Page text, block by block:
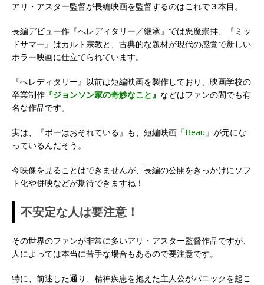
アリ・アスター監督が長編映画を監督するのはこれで３本目。
長編デビュー作『へレディタリー／継承』では悪魔崇拝、『ミッ
ドサマー』はカルト宗教と、古典的な題材が現代の感覚で新しい
ホラー映画に仕立てられています。
『へレディタリー』以前は短編映画を製作しており、映画学校の
卒業制作 『ジョンソン家の奇妙なこと』 などはファンの間でも有
名な作品です。
実は、『ボーはおそれている』も、短編映画 「Beau」 が元にな
っているんだそう。
今映像を見ることはできませんが、長編の公開をきっかけにソフ
ト化や併映などが期待できますね！
不安定な人は要注意！
その世界のファンが非常に多いアリ・アスター監督作品ですが、
人によっては本当に苦手な場合もあるので要注意です。
特に、前述した通り、精神疾患を抱えた主人公がパニックを起こ